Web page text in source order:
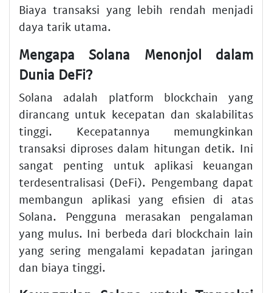
Biaya transaksi yang lebih rendah menjadi
daya tarik utama.
Mengapa Solana Menonjol dalam
Dunia DeFi?
Solana adalah platform blockchain yang
dirancang untuk kecepatan dan skalabilitas
tinggi. Kecepatannya memungkinkan
transaksi diproses dalam hitungan detik. Ini
sangat penting untuk aplikasi keuangan
terdesentralisasi (DeFi). Pengembang dapat
membangun aplikasi yang efisien di atas
Solana. Pengguna merasakan pengalaman
yang mulus. Ini berbeda dari blockchain lain
yang sering mengalami kepadatan jaringan
dan biaya tinggi.